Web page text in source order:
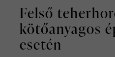
Felső
kötőanyagos
esetén